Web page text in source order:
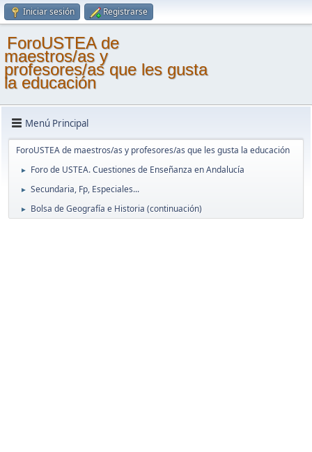
Iniciar sesión Registrarse
ForoUSTEA de
maestros/as y
profesores/as que les gusta
la educación
Menú Principal
ForoUSTEA de maestros/as y profesores/as que les gusta la educación
► Foro de USTEA. Cuestiones de Enseñanza en Andalucía
► Secundaria, Fp, Especiales...
► Bolsa de Geografía e Historia (continuación)